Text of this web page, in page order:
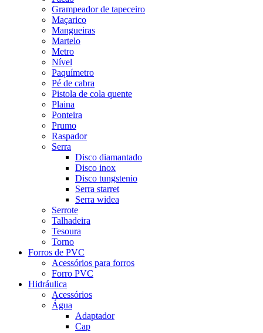
Grampeador de tapeceiro
Maçarico
Mangueiras
Martelo
Metro
Nível
Paquímetro
Pé de cabra
Pistola de cola quente
Plaina
Ponteira
Prumo
Raspador
Serra
Disco diamantado
Disco inox
Disco tungstenio
Serra starret
Serra widea
Serrote
Talhadeira
Tesoura
Torno
Forros de PVC
Acessórios para forros
Forro PVC
Hidráulica
Acessórios
Água
Adaptador
Cap